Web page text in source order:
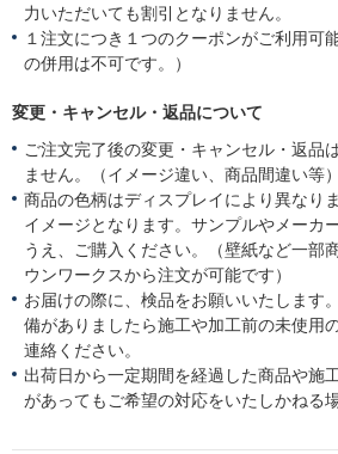
力いただいても割引となりません。
１注文につき１つのクーポンがご利用可
の併用は不可です。）
変更・キャンセル・返品について
ご注文完了後の変更・キャンセル・返品
ません。（イメージ違い、商品間違い等）
商品の色柄はディスプレイにより異なり
イメージとなります。サンプルやメーカ
うえ、ご購入ください。（壁紙など一部
ウンワークスから注文が可能です）
お届けの際に、検品をお願いいたします
備がありましたら施工や加工前の未使用
連絡ください。
出荷日から一定期間を経過した商品や施
があってもご希望の対応をいたしかねる